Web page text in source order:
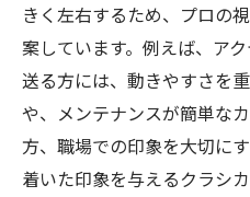
きく左右するため、プロの
案しています。例えば、ア
送る方には、動きやすさを
や、メンテナンスが簡単な
方、職場での印象を大切に
着いた印象を与えるクラシ